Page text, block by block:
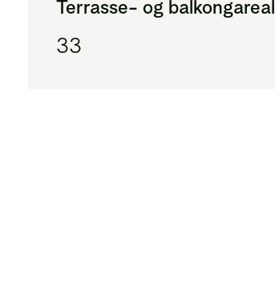
Terrasse- og balkongareal
33